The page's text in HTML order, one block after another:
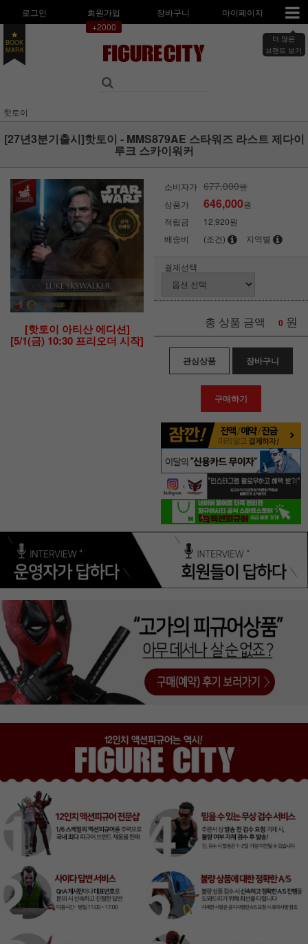
로그인
회원가입
+2000
장바구니 마이페이지
더 많은
브랜드 보기
BOOK
MARK
핫토이
[27년3분기출시]핫토이 - MMS879AE 스타워즈 라스트 제다이
루크 스카이워커
[핫토이 아티산 에디션]
[5/1(금) 10:30 프리오더 시작]
소비자가 677,000원
상품가
646,000원
적립금
12,920원
배송비
(조건) 지역별
결제선택
총 상품 금액 0 원
관심상품 장바구니
구매하기